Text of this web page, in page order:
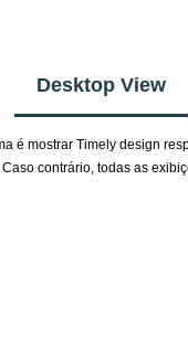
Desktop View
é mostrar Timely design
contrário, todas as